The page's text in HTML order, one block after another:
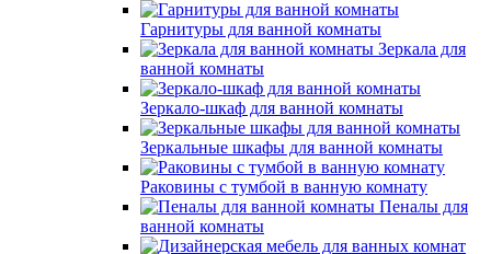
Гарнитуры для ванной комнаты
Зеркала для
ванной комнаты
Зеркало-шкаф для ванной комнаты
Зеркальные шкафы для ванной комнаты
Раковины с тумбой в ванную комнату
Пеналы для
ванной комнаты